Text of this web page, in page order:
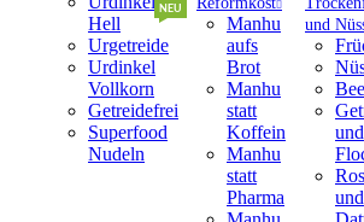
Hell
Urgetreide
Urdinkel
Vollkorn
Getreidefrei
NEU
Superfood
Nudeln
Manhu
aufs
Brot
Manhu
statt
Koffein
Manhu
statt
Pharma
und
und
und